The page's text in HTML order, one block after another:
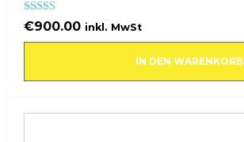
Bewertet mit
5.00
von 5
€900.00 inkl. MwSt
IN DEN WARENKORB